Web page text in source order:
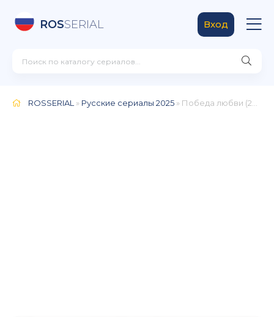
ROSSERIAL Вход
ROSSERIAL » Русские сериалы 2025 » Победа любви (2025)